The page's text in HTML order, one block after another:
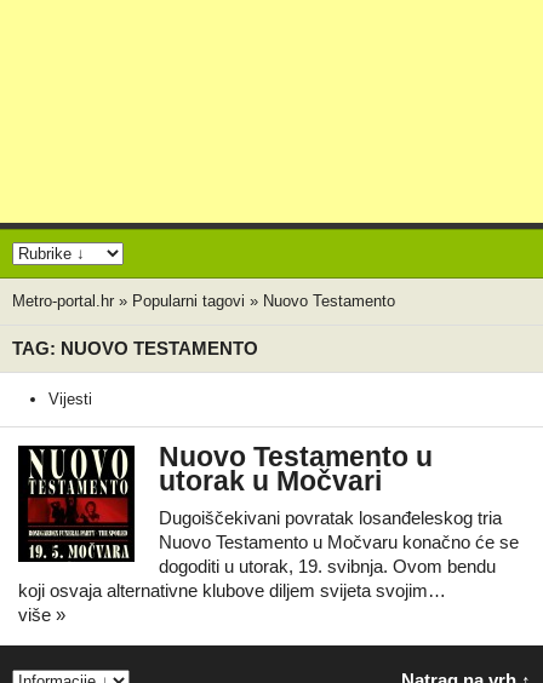
Metro-portal.hr » Popularni tagovi » Nuovo Testamento
TAG: NUOVO TESTAMENTO
Vijesti
Nuovo Testamento u
utorak u Močvari
Dugoiščekivani povratak losanđeleskog tria
Nuovo Testamento u Močvaru konačno će se
dogoditi u utorak, 19. svibnja. Ovom bendu
koji osvaja alternativne klubove diljem svijeta svojim…
više »